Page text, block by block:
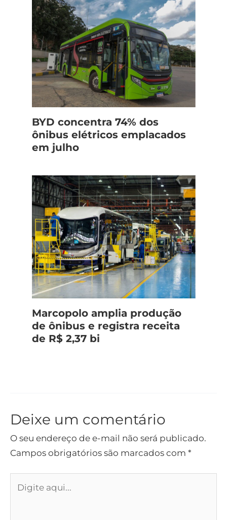
BYD concentra 74% dos
ônibus elétricos emplacados
em julho
Marcopolo amplia produção
de ônibus e registra receita
de R$ 2,37 bi
Deixe um comentário
O seu endereço de e-mail não será publicado.
Campos obrigatórios são marcados com *
aqui...